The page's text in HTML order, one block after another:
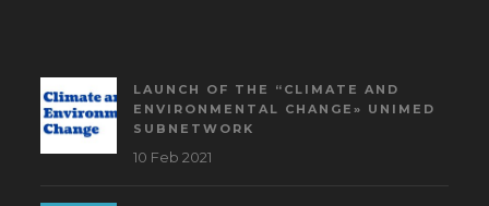
LAUNCH OF THE “CLIMATE AND
ENVIRONMENTAL CHANGE» UNIMED
SUBNETWORK
10 Feb 2021